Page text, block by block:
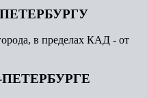
в пределах КАД - от